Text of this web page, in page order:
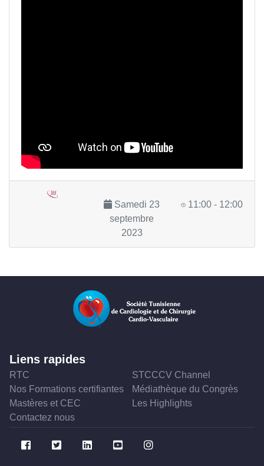
Samedi 23
septembre
2023
11:00 - 12:00
Liens rapides
RTC
STCCCV Channel
Nos Formations certifiantes
Médiathèque du Congrès
Mastères et CEC
Les Highlights
Contactez nous